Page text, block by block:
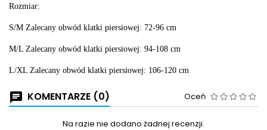
Rozmiar:
S/M Zalecany obwód klatki piersiowej: 72-96 cm
M/L Zalecany obwód klatki piersiowej: 94-108 cm
L/XL Zalecany obwód klatki piersiowej: 106-120 cm
KOMENTARZE (0) Oceń
Na razie nie dodano żadnej recenzji.